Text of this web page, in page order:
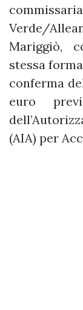
Verde/
Mariggiò,
stessa
conferma
euro
(AIA) per